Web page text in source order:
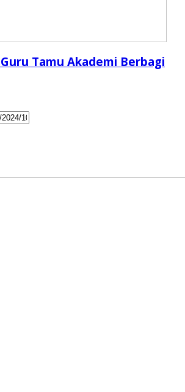
Tamu Akademi Berbagi